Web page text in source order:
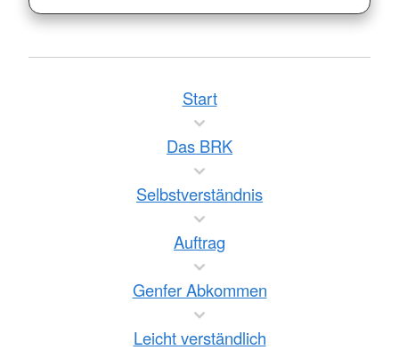
Start
Das BRK
Selbstverständnis
Auftrag
Genfer Abkommen
Leicht verständlich